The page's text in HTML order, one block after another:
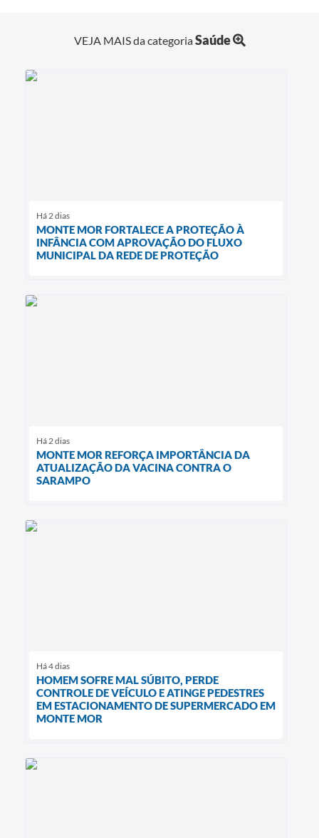
VEJA MAIS da categoriaSaúde
Há 2 dias
MONTE MOR FORTALECE A PROTEÇÃO À
INFÂNCIA COM APROVAÇÃO DO FLUXO
MUNICIPAL DA REDE DE PROTEÇÃO
Há 2 dias
MONTE MOR REFORÇA IMPORTÂNCIA DA
ATUALIZAÇÃO DA VACINA CONTRA O
SARAMPO
Há 4 dias
HOMEM SOFRE MAL SÚBITO, PERDE
CONTROLE DE VEÍCULO E ATINGE PEDESTRES
EM ESTACIONAMENTO DE SUPERMERCADO EM
MONTE MOR